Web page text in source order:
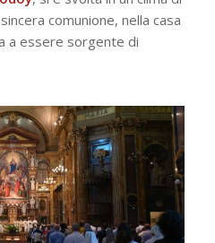
comunione, nella casa
a essere sorgente di